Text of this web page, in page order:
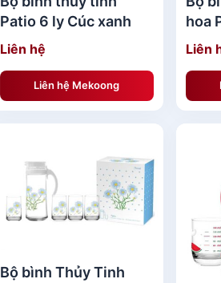
Patio 6 ly Cúc xanh
Liên hệ
Liên hệ Mekoong
hoa
Liên
Bộ bình Thủy Tinh